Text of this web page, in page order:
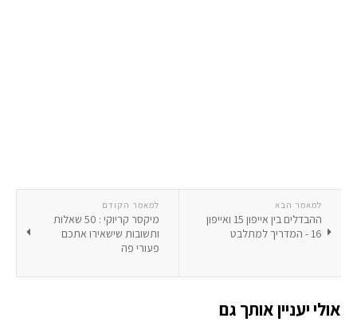
למאמר הקודם
מיקסר קריוקי : 50 שאלות
ותשובות שישאירו אתכם
פעורי פה
למאמר הבא
ההבדלים בין אייפון 15 ואייפון
16 - המדריך למתלבט
אולי יעניין אותך גם